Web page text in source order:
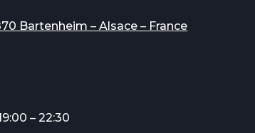
Bartenheim – Alsace – France
– 22:30